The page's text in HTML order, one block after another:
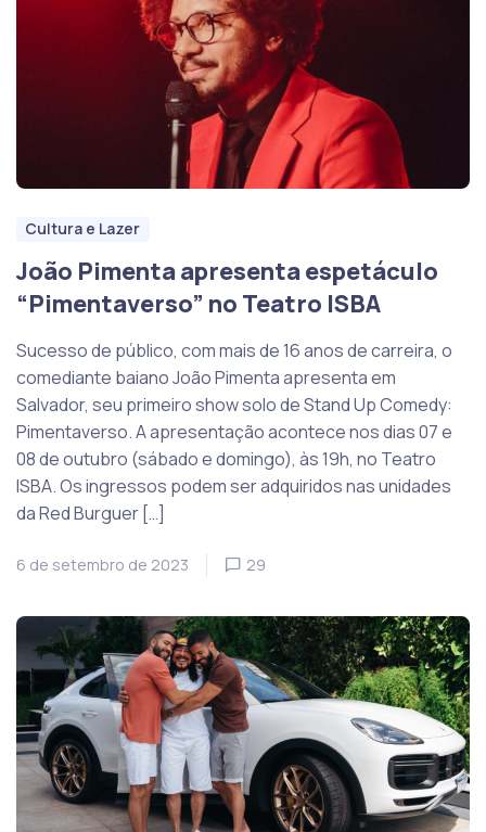
Cultura e Lazer
João Pimenta apresenta espetáculo
“Pimentaverso” no Teatro ISBA
Sucesso de público, com mais de 16 anos de carreira, o
comediante baiano João Pimenta apresenta em
Salvador, seu primeiro show solo de Stand Up Comedy:
Pimentaverso. A apresentação acontece nos dias 07 e
08 de outubro (sábado e domingo), às 19h, no Teatro
ISBA. Os ingressos podem ser adquiridos nas unidades
da Red Burguer […]
6 de setembro de 2023 29